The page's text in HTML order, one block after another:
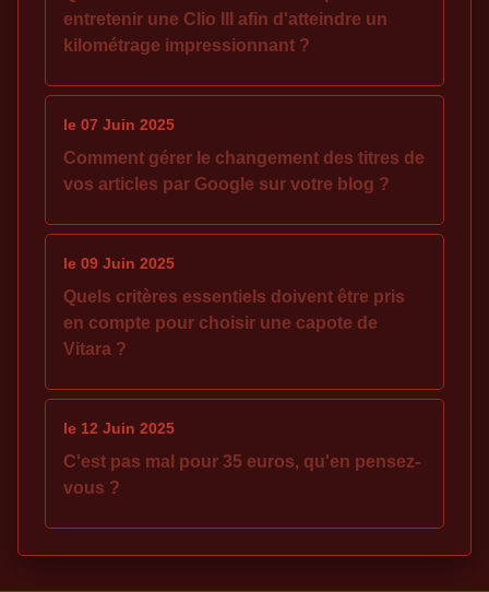
entretenir une Clio III afin d'atteindre un
kilométrage impressionnant ?
le 07 Juin 2025
Comment gérer le changement des titres de
vos articles par Google sur votre blog ?
le 09 Juin 2025
Quels critères essentiels doivent être pris
en compte pour choisir une capote de
Vitara ?
le 12 Juin 2025
C'est pas mal pour 35 euros, qu'en pensez-
vous ?